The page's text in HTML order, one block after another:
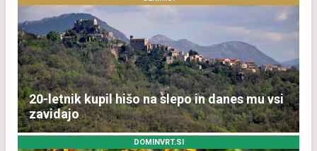
20-letnik kupil hišo na slepo in danes mu vsi
zavidajo
DOMINVRT.SI